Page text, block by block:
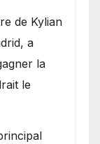
de Kylian
a
la
le